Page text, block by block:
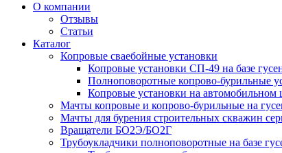
О компании
Отзывы
Статьи
Каталог
Копровые сваебойные установки
Копровые установки СП-49 на базе
Полноповоротные копрово-бурильные
Копровые установки на автомобильном
Мачты копровые и копрово-бурильные на
Мачты для бурения строительных скважин
Вращатели БО2Э/БО2Г
Трубоукладчики полноповоротные на базе